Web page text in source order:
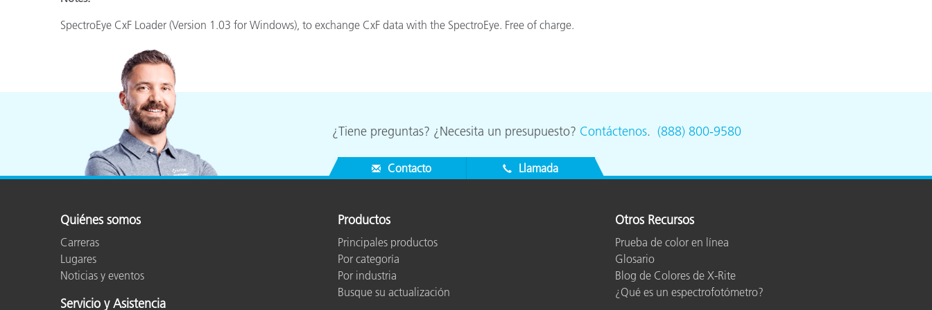
SpectroEye CxF Loader (Version 1.03 for Windows), to exchange CxF data with the SpectroEye. Free of charge.
¿Tiene preguntas? ¿Necesita un presupuesto? Contáctenos. (888) 800-9580
Contacto Llamada
Quiénes somos
Carreras
Lugares
Noticias y eventos
Servicio y Asistencia
Productos
Principales productos
Por categoría
Por industria
Busque su actualización
Otros Recursos
Prueba de color en línea
Glosario
Blog de Colores de X-Rite
¿Qué es un espectrofotómetro?